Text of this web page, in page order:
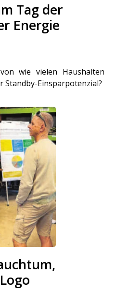
Tag der
Energie
wie vielen Haushalten
Standby-Einsparpotenzial?